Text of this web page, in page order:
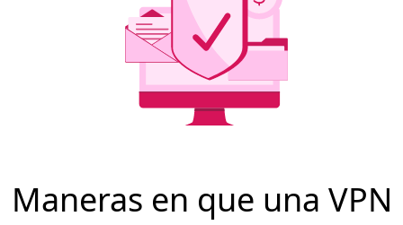
Maneras en que una VPN